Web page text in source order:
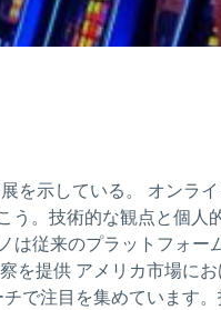
を示している。 オンラ
。技術的な観点と個人
従来のプラットフォー
を提供 アメリカ市場に
で注目を集めています